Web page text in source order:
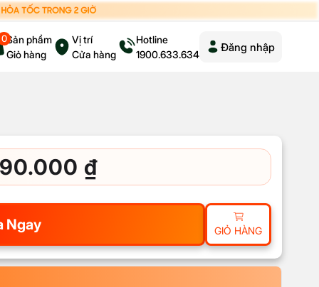
0Sản phẩm
Giỏ hàng
Vị trí
Cửa hàng
Hotline
1900.633.634
Đăng nhập
₫
Ngay GIỎ HÀNG